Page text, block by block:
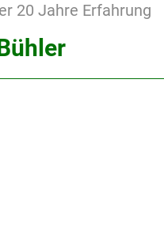
20 Jahre Erfahrung